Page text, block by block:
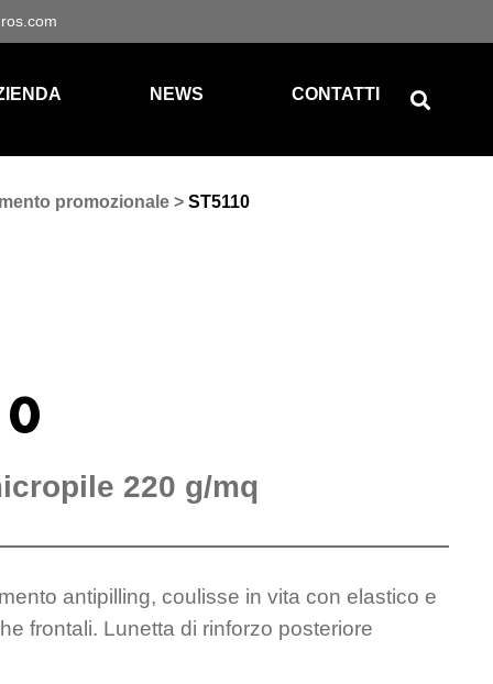
NEWS CONTATTI
promozionale >ST5110
220 g/mq
antipilling, coulisse in vita con elastico e
frontali. Lunetta di rinforzo posteriore